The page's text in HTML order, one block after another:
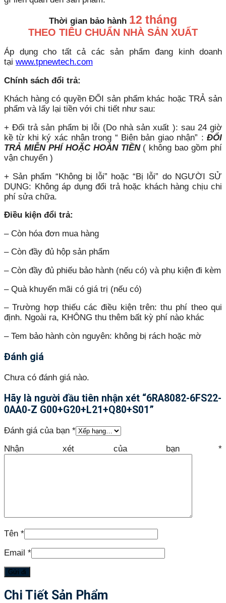
Thời gian bảo hành 12 tháng
THEO TIÊU CHUẨN NHÀ SẢN XUẤT
Áp dụng cho tất cả các sản phẩm đang kinh doanh
tại www.tpnewtech.com
Chính sách đổi trả:
Khách hàng có quyền ĐỔI sản phẩm khác hoặc TRẢ sản
phẩm và lấy lại tiền với chi tiết như sau:
+ Đổi trả sản phẩm bị lỗi (Do nhà sản xuất ): sau 24 giờ
kề từ khi ký xác nhận trong “ Biên bản giao nhận” : ĐỔI
TRẢ MIỄN PHÍ HOẶC HOÀN TIỀN( không bao gồm phí
vận chuyển )
+ Sản phẩm “Không bị lỗi” hoặc “Bị lỗi” do NGƯỜI SỬ
DỤNG: Không áp dụng đổi trả hoặc khách hàng chịu chi
phí sửa chữa.
Điều kiện đổi trả:
– Còn hóa đơn mua hàng
– Còn đầy đủ hộp sản phẩm
– Còn đầy đủ phiếu bảo hành (nếu có) và phụ kiện đi kèm
– Quà khuyến mãi có giá trị (nếu có)
– Trường hợp thiếu các điều kiện trên: thu phí theo qui
định. Ngoài ra, KHÔNG thu thêm bất kỳ phí nào khác
– Tem bảo hành còn nguyên: không bị rách hoặc mờ
Đánh giá
Chưa có đánh giá nào.
Hãy là người đầu tiên nhận xét “6RA8082-6FS22-
0AA0-Z G00+G20+L21+Q80+S01”
Đánh giá của bạn *
Nhận xét của bạn *
Tên *
Email *
Chi Tiết Sản Phẩm